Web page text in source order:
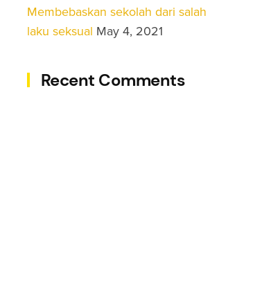
Membebaskan sekolah dari salah
laku seksual May 4, 2021
Recent Comments